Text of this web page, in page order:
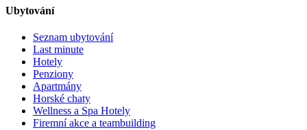
Ubytování
Seznam ubytování
Last minute
Hotely
Penziony
Apartmány
Horské chaty
Wellness a Spa Hotely
Firemní akce a teambuilding